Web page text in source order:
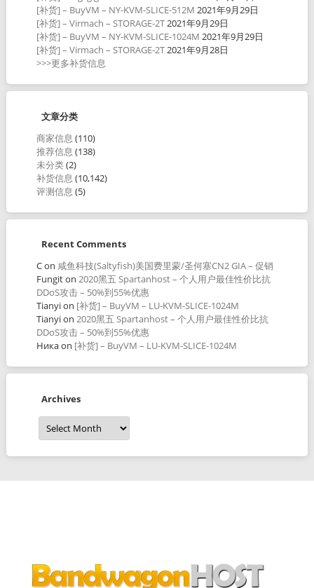
[补货] – BuyVM – NY-KVM-SLICE-512M 2021年9月29日
[补货] – Virmach – STORAGE-2T2021年9月29日
[补货] – BuyVM – NY-KVM-SLICE-1024M 2021年9月29日
[补货] – Virmach – STORAGE-2T2021年9月28日
>>>更多补货信息
文章分类
商家信息 (110)
推荐信息 (138)
未分类(2)
补货信息 (10,142)
评测信息 (5)
Recent Comments
Con 咸鱼科技(Saltyfish)美国费里蒙/圣何塞CN2 GIA – 促销
Fungiton 2020黑五 Spartanhost – 个人用户最佳性价比抗
DDoS攻击 – 50%到55%优惠
Tianyion [补货] – BuyVM – LU-KVM-SLICE-1024M
Tianyion 2020黑五 Spartanhost – 个人用户最佳性价比抗
DDoS攻击 – 50%到55%优惠
Никаon [补货] – BuyVM – LU-KVM-SLICE-1024M
Archives
Archives